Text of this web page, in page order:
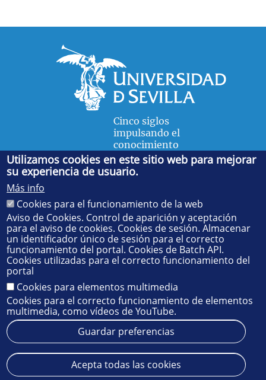
Cinco siglos
impulsando el
conocimiento
FACULTAD DE FÍSICA
Avda. de la Reina Mercedes, s/n. 41012 Sevilla. Tel.:
55 28 91. Administración:administradorfisica@us.es
Secretaría:jsecfisi@us.es- Decanato:ffisaog@us.es
Aviso legal Protección de datos
Cookies
© 2025SIC- Universidad de Sevilla
Utilizamos cookies en este sitio web para mejorar
su experiencia de usuario.
Más info
Cookies para el funcionamiento de la web
Aviso de Cookies. Control de aparición y aceptación
para el aviso de cookies. Cookies de sesión. Almacenar
un identificador único de sesión para el correcto
funcionamiento del portal. Cookies de Batch API.
Cookies utilizadas para el correcto funcionamiento del
portal
Cookies para elementos multimedia
Cookies para el correcto funcionamiento de elementos
multimedia, como vídeos de YouTube.
Guardar preferencias
Acepta todas las cookies